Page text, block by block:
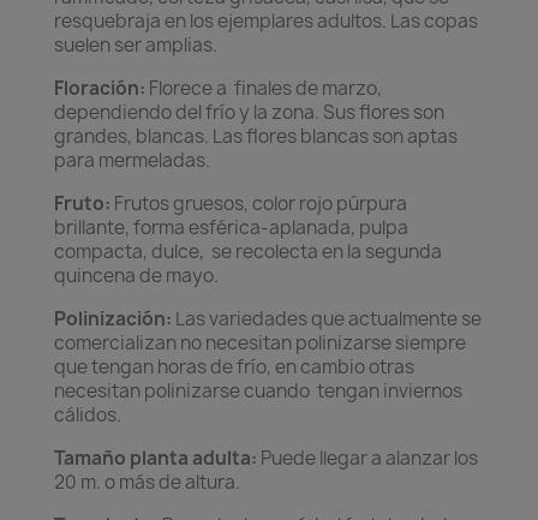
resquebraja en los ejemplares adultos. Las copas
suelen ser amplias.
Floración: Florece a finales de marzo,
dependiendo del frío y la zona. Sus flores son
grandes, blancas. Las flores blancas son aptas
para mermeladas.
Fruto: Frutos gruesos, color rojo púrpura
brillante, forma esférica-aplanada, pulpa
compacta, dulce, se recolecta en la segunda
quincena de mayo.
Polinización: Las variedades que actualmente se
comercializan no necesitan polinizarse siempre
que tengan horas de frío, en cambio otras
necesitan polinizarse cuando tengan inviernos
cálidos.
Tamaño planta adulta: Puede llegar a alanzar los
20 m. o más de altura.